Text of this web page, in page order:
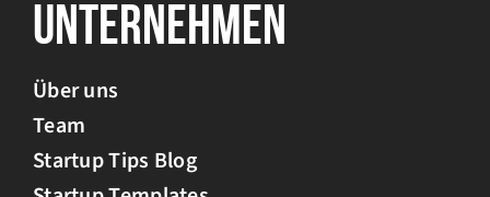
Unternehmen
Über uns
Team
Startup Tips Blog